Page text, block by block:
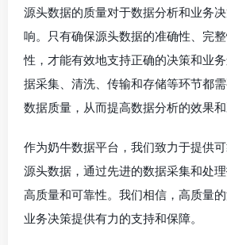
源头数据的质量对于数据分析和业务
响。只有确保源头数据的准确性、完
性，才能有效地支持正确的决策和业
据采集、清洗、传输和存储等环节都
数据质量，从而提高数据分析的效果和
作为奶牛数据平台，我们致力于提供
源头数据，通过先进的数据采集和处
高质量和可靠性。我们相信，高质量
业务决策提供有力的支持和保障。